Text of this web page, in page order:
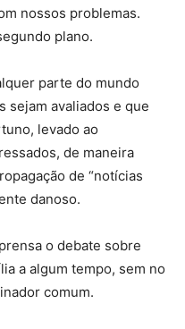
nossos problemas.
plano.
parte do mundo
sejam avaliados e que
levado ao
de maneira
de “notícias
danoso.
o debate sobre
a algum tempo, sem no
comum.